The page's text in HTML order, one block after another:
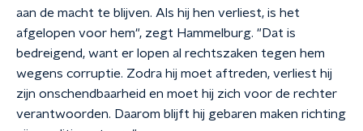
aan de macht te blijven. Als hij hen verliest, is het
afgelopen voor hem", zegt Hammelburg. "Dat is
bedreigend, want er lopen al rechtszaken tegen hem
wegens corruptie. Zodra hij moet aftreden, verliest hij
zijn onschendbaarheid en moet hij zich voor de rechter
verantwoorden. Daarom blijft hij gebaren maken richting